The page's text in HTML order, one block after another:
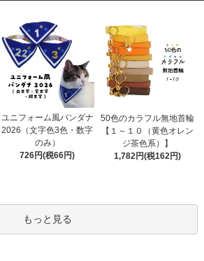
ユニフォーム風バンダナ
2026（文字色3色・数字
のみ）
726円(税66円)
50色のカラフル無地首輪
【１～１０（黄色オレン
ジ茶色系）】
1,782円(税162円)
もっと見る